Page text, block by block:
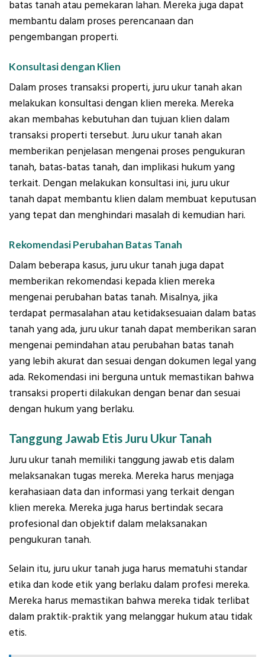
batas tanah atau pemekaran lahan. Mereka juga dapat
membantu dalam proses perencanaan dan
pengembangan properti.
Konsultasi dengan Klien
Dalam proses transaksi properti, juru ukur tanah akan
melakukan konsultasi dengan klien mereka. Mereka
akan membahas kebutuhan dan tujuan klien dalam
transaksi properti tersebut. Juru ukur tanah akan
memberikan penjelasan mengenai proses pengukuran
tanah, batas-batas tanah, dan implikasi hukum yang
terkait. Dengan melakukan konsultasi ini, juru ukur
tanah dapat membantu klien dalam membuat keputusan
yang tepat dan menghindari masalah di kemudian hari.
Rekomendasi Perubahan Batas Tanah
Dalam beberapa kasus, juru ukur tanah juga dapat
memberikan rekomendasi kepada klien mereka
mengenai perubahan batas tanah. Misalnya, jika
terdapat permasalahan atau ketidaksesuaian dalam batas
tanah yang ada, juru ukur tanah dapat memberikan saran
mengenai pemindahan atau perubahan batas tanah
yang lebih akurat dan sesuai dengan dokumen legal yang
ada. Rekomendasi ini berguna untuk memastikan bahwa
transaksi properti dilakukan dengan benar dan sesuai
dengan hukum yang berlaku.
Tanggung Jawab Etis Juru Ukur Tanah
Juru ukur tanah memiliki tanggung jawab etis dalam
melaksanakan tugas mereka. Mereka harus menjaga
kerahasiaan data dan informasi yang terkait dengan
klien mereka. Mereka juga harus bertindak secara
profesional dan objektif dalam melaksanakan
pengukuran tanah.
Selain itu, juru ukur tanah juga harus mematuhi standar
etika dan kode etik yang berlaku dalam profesi mereka.
Mereka harus memastikan bahwa mereka tidak terlibat
dalam praktik-praktik yang melanggar hukum atau tidak
etis.